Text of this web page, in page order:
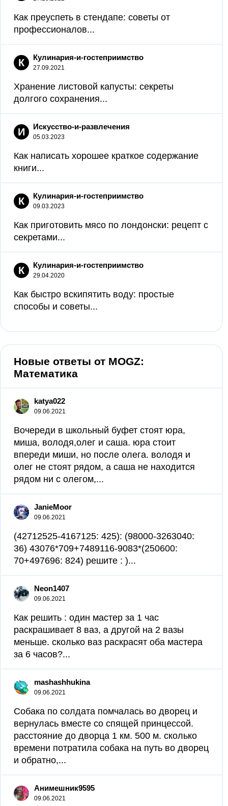
Как преуспеть в стендапе: советы от
профессионалов...
К Кулинария-и-гостеприимство
27.09.2021
Хранение листовой капусты: секреты
долгого сохранения...
И Искусство-и-развлечения
05.03.2023
Как написать хорошее краткое содержание
книги...
К Кулинария-и-гостеприимство
09.03.2023
Как приготовить мясо по лондонски: рецепт с
секретами...
К Кулинария-и-гостеприимство
29.04.2020
Как быстро вскипятить воду: простые
способы и советы...
Новые ответы от MOGZ:
Математика
katya022
09.06.2021
Вочереди в школьный буфет стоят юра,
миша, володя,олег и саша. юра стоит
впереди миши, но после олега. володя и
олег не стоят рядом, а саша не находится
рядом ни с олегом,...
JanieMoor
09.06.2021
(42712525-4167125: 425): (98000-3263040:
36) 43076*709+7489116-9083*(250600:
70+497696: 824) решите : )...
Neon1407
09.06.2021
Как решить : один мастер за 1 час
раскрашивает 8 ваз, а другой на 2 вазы
меньше. сколько ваз раскрасят оба мастера
за 6 часов?...
mashashhukina
09.06.2021
Собака по солдата помчалась во дворец и
вернулась вместе со спящей принцессой.
расстояние до дворца 1 км. 500 м. сколько
времени потратила собака на путь во дворец
и обратно,...
Анимешник9595
09.06.2021